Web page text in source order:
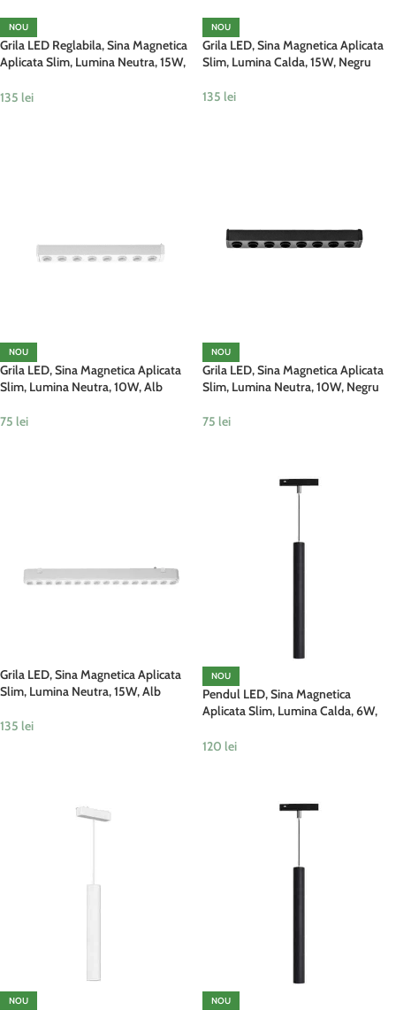
NOU
Grila LED Reglabila, Sina Magnetica
Aplicata Slim, Lumina Neutra, 15W,
135 lei
NOU
Grila LED, Sina Magnetica Aplicata
Slim, Lumina Calda, 15W, Negru
135 lei
NOU
Grila LED, Sina Magnetica Aplicata
Slim, Lumina Neutra, 10W, Alb
75 lei
NOU
Grila LED, Sina Magnetica Aplicata
Slim, Lumina Neutra, 10W, Negru
75 lei
Grila LED, Sina Magnetica Aplicata
Slim, Lumina Neutra, 15W, Alb
135 lei
NOU
Pendul LED, Sina Magnetica
Aplicata Slim, Lumina Calda, 6W,
120 lei
NOU NOU